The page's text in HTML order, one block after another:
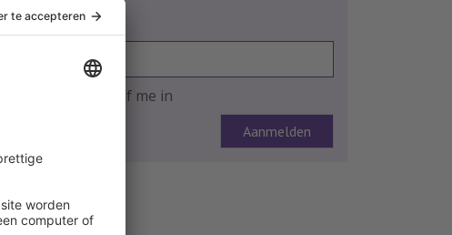
E-mailadres
Ja, ik schrijf me in